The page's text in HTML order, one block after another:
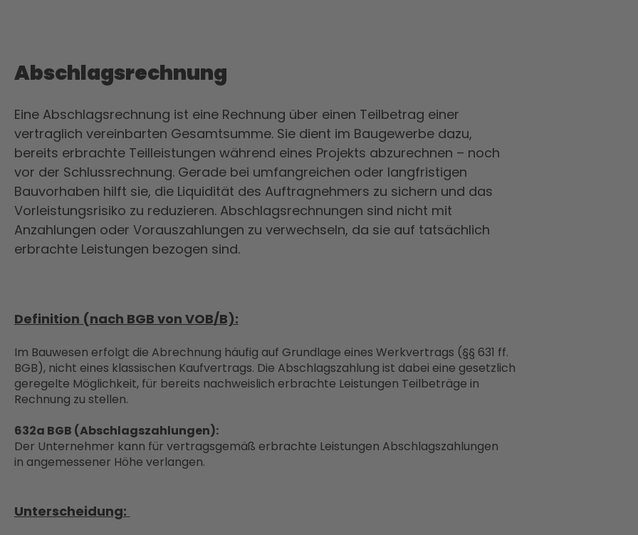
Abschlagsrechnung
Eine Abschlagsrechnung ist eine Rechnung über einen Teilbetrag einer
vertraglich vereinbarten Gesamtsumme. Sie dient im Baugewerbe dazu,
bereits erbrachte Teilleistungen während eines Projekts abzurechnen – noch
vor der Schlussrechnung. Gerade bei umfangreichen oder langfristigen
Bauvorhaben hilft sie, die Liquidität des Auftragnehmers zu sichern und das
Vorleistungsrisiko zu reduzieren. Abschlagsrechnungen sind nicht mit
Anzahlungen oder Vorauszahlungen zu verwechseln, da sie auf tatsächlich
erbrachte Leistungen bezogen sind.
Definition (nach BGB von VOB/B):
Im Bauwesen erfolgt die Abrechnung häufig auf Grundlage eines Werkvertrags (§§ 631 ff.
BGB), nicht eines klassischen Kaufvertrags. Die Abschlagszahlung ist dabei eine gesetzlich
geregelte Möglichkeit, für bereits nachweislich erbrachte Leistungen Teilbeträge in
Rechnung zu stellen.
632a BGB (Abschlagszahlungen):
Der Unternehmer kann für vertragsgemäß erbrachte Leistungen Abschlagszahlungen
in angemessener Höhe verlangen.
Unterscheidung: